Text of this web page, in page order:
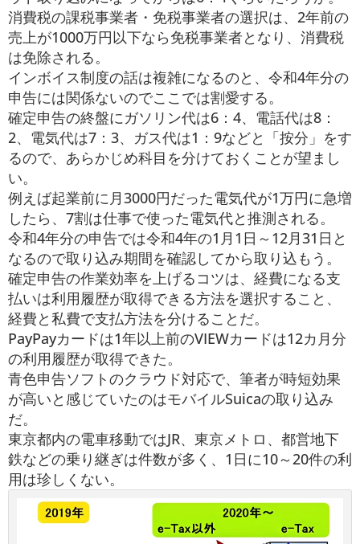
消費税の課税事業者・免税事業者の選択は、2年前の
売上が1000万円以下なら免税事業者となり、消費税
は免除される。
インボイス制度の話は複雑になるのと、令和4年分の
申告には関係ないのでここでは割愛する。
確定申告の終盤にガソリン代は6：4、電話代は8：
2、電気代は7：3、ガス代は1：9などと「按分」をす
るので、あらかじめ科目を分けておくことが望まし
い。
例えば起業前に月3000円だった電気代が1万円に急増
したら、7割は仕事で使った電気代と推測される。
令和4年分の申告では令和4年の1月1日～12月31日と
なるので取り込み期間を確認してから取り込もう。
確定申告の作業効率を上げるコツは、経費になる支
払いは利用履歴が取得できる方法を選択すること、
経費と私費で支払方法を分けることだ。
PayPayカードは1年以上前のVIEWカードは12カ月分
の利用履歴が取得できた。
青色申告ソフトのクラウド対応で、筆者が時短効果
が高いと感じていたのはモバイルSuicaの取り込み
だ。
東京都内の電車移動ではJR、東京メトロ、都営地下
鉄などの乗り継ぎは件数が多く、1日に10～20件の利
用は珍しくない。